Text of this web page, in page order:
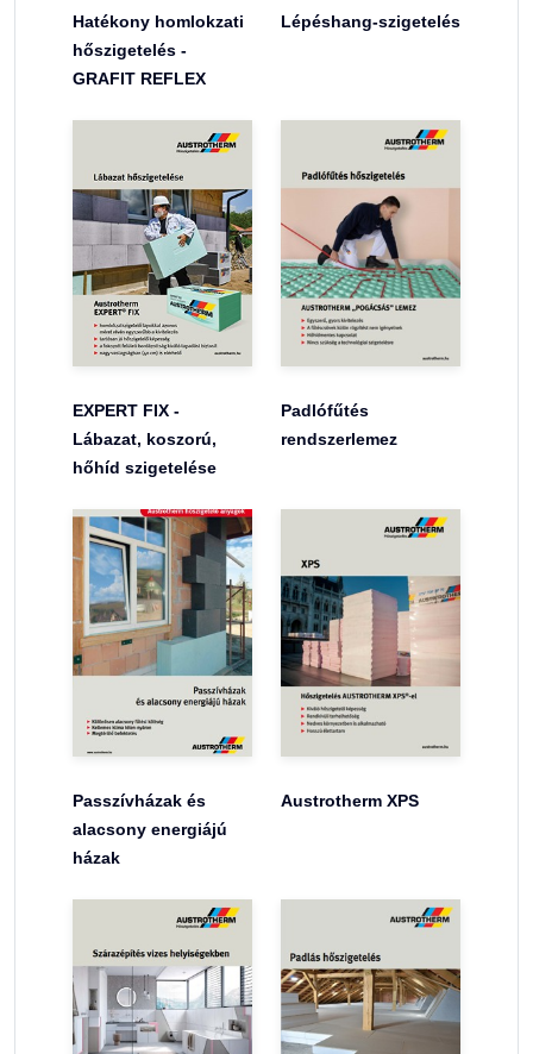
Hatékony homlokzati
hőszigetelés -
GRAFIT REFLEX
Lépéshang-szigetelés
EXPERT FIX -
Lábazat, koszorú,
hőhíd szigetelése
Padlófűtés
rendszerlemez
Passzívházak és
alacsony energiájú
házak
Austrotherm XPS